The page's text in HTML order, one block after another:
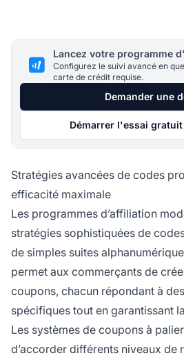
Lancez votre programme
Configurez le suivi avancé en
carte de crédit requise.
Demander une
Démarrer l'essai
Stratégies avancées de codes
efficacité maximale
Les programmes d’affiliation
stratégies sophistiquées de
de simples suites
permet aux commerçants de
coupons, chacun répondant à
spécifiques tout en garantissant
Les systèmes de coupons à
d’accorder différents niveaux de